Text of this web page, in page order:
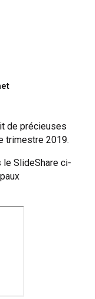
de précieuses
trimestre 2019.
SlideShare ci-